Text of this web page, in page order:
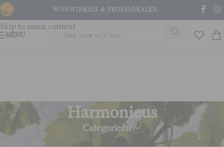
Skip to navigation
Skip to main content
WIJNWINKELS & PROEFLOKALEN
MENU
Harmonieus
Categorieën
Home Product Smaakprofiel
Harmonieus